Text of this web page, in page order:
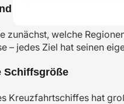
Fahrgebiet
zunächst, welche
– jedes Ziel hat seinen
Schiffsgröße
Kreuzfahrtschiffes hat